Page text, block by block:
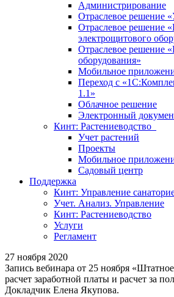
Администрирование
Отраслевое решение
Отраслевое решение
электрощитового
Отраслевое решение
оборудования»
Мобильное
Переход с
1.1»
Облачное решение
Электронный
Кинт: Растениеводство
Учет растений
Проекты
Мобильное
Садовый центр
Поддержка
Кинт: Управление
Учет. Анализ. Управление
Кинт: Растениеводство
Услуги
Регламент
27 ноября 2020
Запись вебинара от 25 ноября
расчет заработной платы и расчет за
Докладчик Елена Якупова.